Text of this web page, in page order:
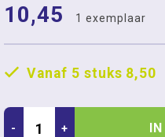
10,45 1 exemplaar
Vanaf 5 stuks 8,50
- +